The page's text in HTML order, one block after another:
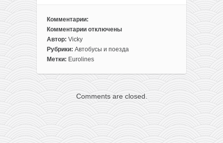
Комментарии:
Комментарии
к
записи
Распродажа
поездки
на
автобусах
бизнес-
класса
Вильнюса
отключены
Автор: Vicky
Рубрики: Автобусы и поезда
Метки: Eurolines
Comments are closed.